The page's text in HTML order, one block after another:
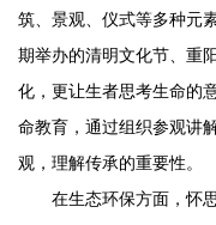
筑、景观、仪式等多种元
期举办的清明文化节、重
化，更让生者思考生命的
命教育，通过组织参观讲
观，理解传承的重要性。
在生态环保方面，怀